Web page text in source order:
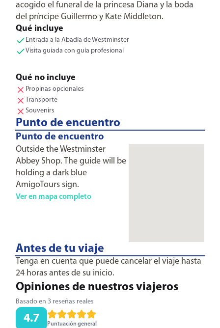
acogido el funeral de la princesa Diana y la boda
del príncipe Guillermo y Kate Middleton.
Qué incluye
Entrada a la Abadía de Westminster
Visita guiada con guía profesional
Qué no incluye
Propinas opcionales
Transporte
Souvenirs
Punto de encuentro
Punto de encuentro
Outside the Westminster
Abbey Shop. The guide will be
holding a dark blue
AmigoTours sign.
Ver en mapa completo
Antes de tu viaje
Tenga en cuenta que puede cancelar el viaje hasta
24 horas antes de su inicio.
Opiniones de nuestros viajeros
Basado en 3 reseñas reales
4.7 Puntuación general